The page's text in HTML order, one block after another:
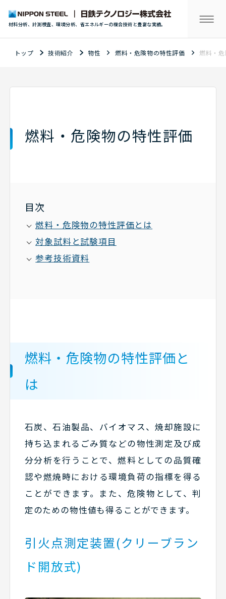
材料分析、計測検査、環境分析、省エネルギーの複合技術と豊富な実績。
トップ 技術紹介 物性 燃料・危険物の特性評価 燃料・
燃料・危険物の特性評価
目次
燃料・危険物の特性評価とは
対象試料と試験項目
参考技術資料
燃料・危険物の特性評価と
は
石炭、石油製品、バイオマス、焼却施設に
持ち込まれるごみ質などの物性測定及び成
分分析を行うことで、燃料としての品質確
認や燃焼時における環境負荷の指標を得る
ことができます。また、危険物として、判
定のための物性値も得ることができます。
引火点測定装置(クリーブラン
ド開放式)